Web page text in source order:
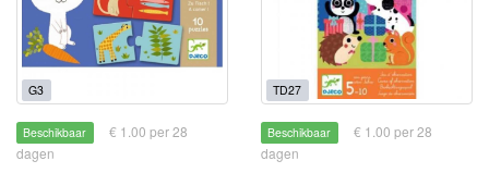
G3
Beschikbaar
€ 1.00 per 28
dagen
TD27
Beschikbaar
€ 1.00 per 28
dagen